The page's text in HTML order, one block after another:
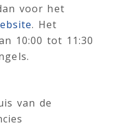
voor het
. Het
10:00 tot 11:30
van de